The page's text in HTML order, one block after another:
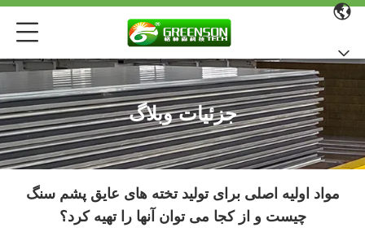
جزئیات وبلاگ
مواد اولیه اصلی برای تولید تخته های عایق پشم سنگ
چیست و از کجا می توان آنها را تهیه کرد؟